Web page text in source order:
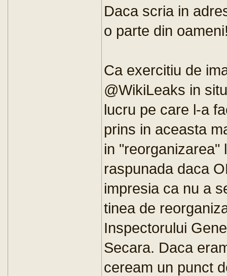
Daca scria in
o parte din
Ca exercitiu de
@WikiLeaks in
lucru pe care l-a
prins in aceasta
in "reorganizarea"
raspunada daca
impresia ca nu a
tinea de
Inspectorului
Secara. Daca
ceream un punct